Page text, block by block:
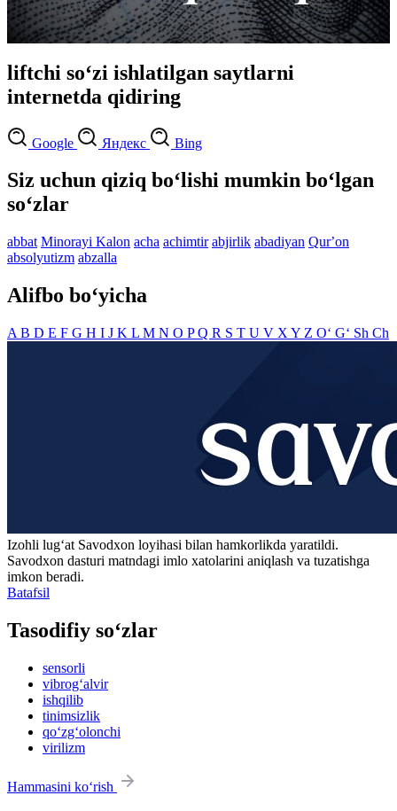
liftchi so‘zi ishlatilgan saytlarni
internetda qidiring
Google Яндекс Bing
Siz uchun qiziq bo‘lishi mumkin bo‘lgan
so‘zlar
abbat Minorayi Kalon acha achimtir abjirlik abadiyan Qurʼon
absolyutizm abzalla
Alifbo bo‘yicha
A B D E F G H I J K L M N O PQ R S T U V X Y Z O‘ G‘ Sh Ch
Izohli lugʻat Savodxon loyihasi bilan hamkorlikda yaratildi.
Savodxon dasturi matndagi imlo xatolarini aniqlash va tuzatishga
imkon beradi.
Batafsil
Tasodifiy so‘zlar
sensorli
vibrog‘alvir
ishqilib
tinimsizlik
qo‘zg‘olonchi
virilizm
Hammasini ko‘rish